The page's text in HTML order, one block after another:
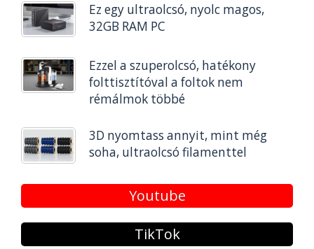
Ez egy ultraolcsó, nyolc magos,
32GB RAM PC
Ezzel a szuperolcsó, hatékony
folttisztítóval a foltok nem
rémálmok többé
3D nyomtass annyit, mint még
soha, ultraolcsó filamenttel
Youtube
TikTok